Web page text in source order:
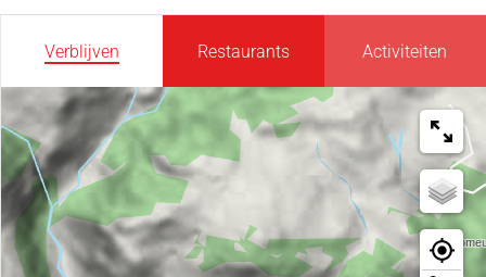
Verblijven Restaurants Activiteiten